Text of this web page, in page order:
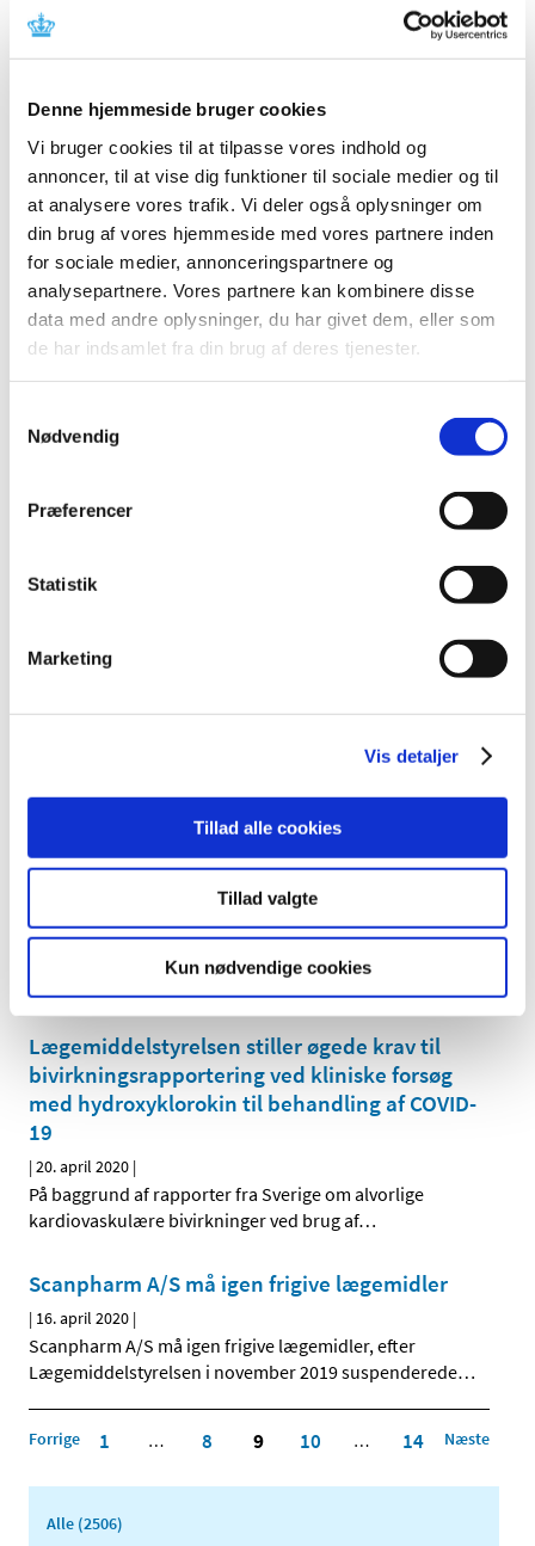
Denne hjemmeside bruger cookies
Vi bruger cookies til at tilpasse vores indhold og
annoncer, til at vise dig funktioner til sociale medier og til
at analysere vores trafik. Vi deler også oplysninger om
din brug af vores hjemmeside med vores partnere inden
for sociale medier, annonceringspartnere og
analysepartnere. Vores partnere kan kombinere disse
data med andre oplysninger, du har givet dem, eller som
de har indsamlet fra din brug af deres tjenester.
Nødvendig
Præferencer
Statistik
Marketing
Vis detaljer
Tillad alle cookies
Tillad valgte
Kun nødvendige cookies
er udsat 1 år. Læs mere om udsættelsen af
har været midlertidigt standset på grund af
COVID19
|27. april 2020 |
Vi ønsker, at den kliniske forskning i Danmark kan
fortsætte i videst muligt omfang under det, som tyder…
Nye europæiske regler for medicinsk udstyr
udskydes et år
| 24. april 2020|
Forordning (EU) 2017/745 om medicinsk udstyr, som
skulle finde anvendelse fra den 26. maj 2020, udskydes…
påmindelse om risiko for alvorlige bivirkninger
Klorokin og hydroxychloroquin kan potentielt forårsage
begynde at udføre fysiske inspektioner
genoptager Lægemiddelstyrelsen de fysiske inspektione
Picato: EMA konkluderer, at risici overstiger
fordelene ved brugen
|21. april 2020|
EMAs bivirkningskomité, PRAC mener fortsat, at Picato
(ingenol mebutat), en gel til behandling af
Lægemiddelstyrelsen stiller øgede krav til
bivirkningsrapportering ved kliniske forsøg
med hydroxyklorokin til behandling af COVID-
19
|20. april 2020 |
På baggrund af rapporter fra Sverige om alvorlige
kardiovaskulære bivirkninger ved brug af…
Scanpharm A/S må igen frigive lægemidler
| 16. april 2020 |
Scanpharm A/S må igen frigive lægemidler, efter
Lægemiddelstyrelsen i november 2019 suspenderede…
Forrige 1 … 8 9 10 … 14 Næste
Alle (2506)